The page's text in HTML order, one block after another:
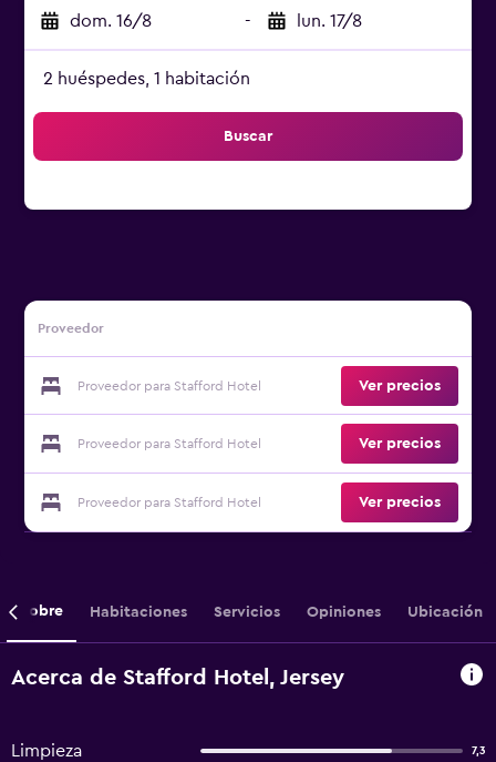
dom. 16/8 - lun. 17/8
2 huéspedes, 1 habitación
Buscar
Proveedor
Proveedor para Stafford Hotel Ver precios
Proveedor para Stafford Hotel Ver precios
Proveedor para Stafford Hotel Ver precios
Sobre Habitaciones Servicios Opiniones Ubicación
Acerca de Stafford Hotel, Jersey
Limpieza 7,3